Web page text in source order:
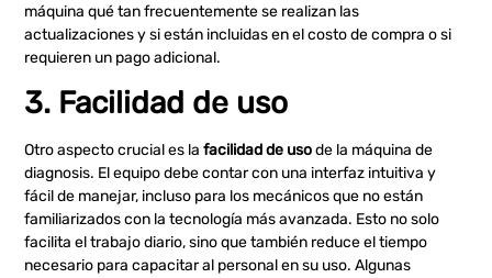
máquina qué tan frecuentemente se realizan las
actualizaciones y si están incluidas en el costo de compra o si
requieren un pago adicional.
3. Facilidad de uso
Otro aspecto crucial es lafacilidad de usode la máquina de
diagnosis. El equipo debe contar con una interfaz intuitiva y
fácil de manejar, incluso para los mecánicos que no están
familiarizados con la tecnología más avanzada. Esto no solo
facilita el trabajo diario, sino que también reduce el tiempo
necesario para capacitar al personal en su uso. Algunas